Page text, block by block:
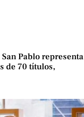
Pablo representa
de 70 títulos,